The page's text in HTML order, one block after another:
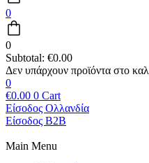
0
0
Subtotal: €0.00
0
€0.00 0 Cart
Είσοδος Ολλανδία
Είσοδος B2B
Main Menu